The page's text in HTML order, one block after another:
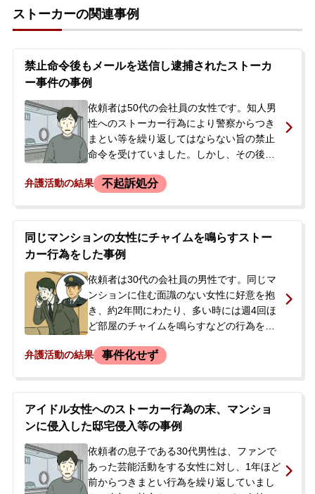
ストーカーの関連事例
禁止命令後もメールを送信し逮捕されたストーカ
ー事件の事例
依頼者は50代の会社員の女性です。知人男
性へのストーカー行為により警察からつき
まとい等を繰り返してはならない旨の禁止
命令を受けていました。しかし、その後も
もかかわらず、約2か月の間に16回にわた
ンやパソコンを押収されました。今後の見
通しや対応に不安を感じ当事務所へ相談さ
れましたが、その後逮捕されてしまいまし
た。
弁護活動の結果 不起訴処分
同じマンションの女性にチャイムを鳴らすストー
カー行為をした事例
依頼者は30代の会社員の男性です。同じマ
ンションに住む面識のない女性に好意を抱
き、約2年間にわたり、多い時には週4回ほ
ど部屋のチャイムを鳴らすなどの行為を繰
被害者の彼氏に見つかって取り押さえら
感じ、当事務所に相談されました。被害者
は既に引っ越しており、引っ越し費用など
の損害賠償を請求されている状況でした。
弁護活動の結果 事件化せず
アイドル女性へのストーカー行為の末、マンショ
ンに侵入した邸宅侵入等の事例
依頼者の息子である30代男性は、ファンで
あった芸能活動をする女性に対し、1年ほど
前からつきまとい行為を繰り返していまし